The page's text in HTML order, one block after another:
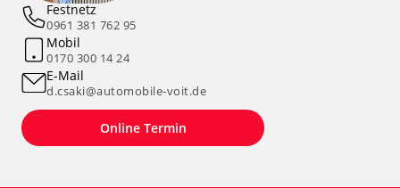
Festnetz
0961 381 762 95
Mobil
0170 300 14 24
E-Mail
d.csaki@automobile-voit.de
Online Termin